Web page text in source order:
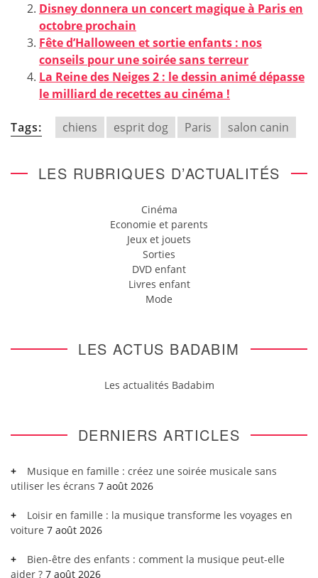
Disney donnera un concert magique à Paris en
octobre prochain
Fête d’Halloween et sortie enfants : nos
conseils pour une soirée sans terreur
La Reine des Neiges 2 : le dessin animé dépasse
le milliard de recettes au cinéma !
Tags: chiens esprit dog Paris salon canin
LES RUBRIQUES D’ACTUALITÉS
Cinéma
Economie et parents
Jeux et jouets
Sorties
DVD enfant
Livres enfant
Mode
LES ACTUS BADABIM
Les actualités Badabim
DERNIERS ARTICLES
Musique en famille : créez une soirée musicale sans
utiliser les écrans 7 août 2026
Loisir en famille : la musique transforme les voyages en
voiture 7 août 2026
Bien-être des enfants : comment la musique peut-elle
aider ? 7 août 2026